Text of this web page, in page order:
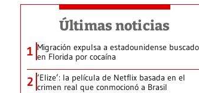
Últimas noticias
1 Migración expulsa a estadounidense buscado
en Florida por cocaína
2 ‘Elize’: la película de Netflix basada en el
crimen real que conmocionó a Brasil